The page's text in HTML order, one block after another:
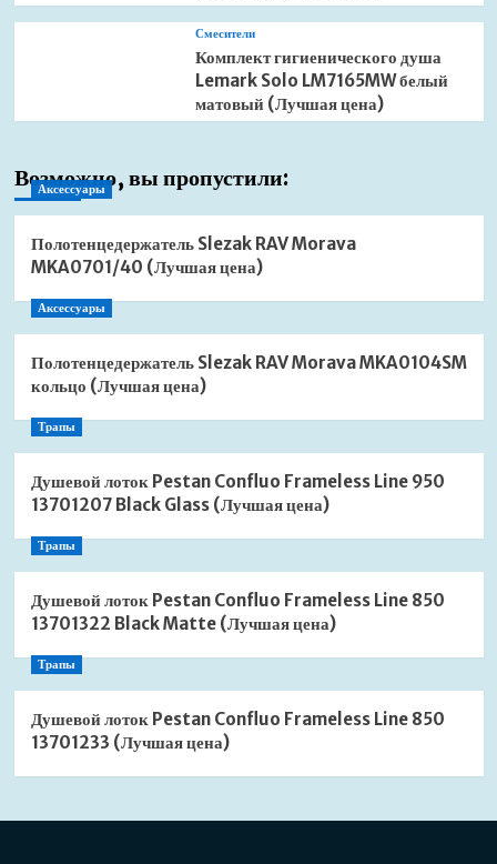
Смесители
Комплект гигиенического душа
Lemark Solo LM7165MW белый
матовый (Лучшая цена)
Возможно, вы пропустили:
Аксессуары
Полотенцедержатель Slezak RAV Morava
MKA0701/40 (Лучшая цена)
Аксессуары
Полотенцедержатель Slezak RAV Morava MKA0104SM
кольцо (Лучшая цена)
Трапы
Душевой лоток Pestan Confluo Frameless Line 950
13701207 Black Glass (Лучшая цена)
Трапы
Душевой лоток Pestan Confluo Frameless Line 850
13701322 Black Matte (Лучшая цена)
Трапы
Душевой лоток Pestan Confluo Frameless Line 850
13701233 (Лучшая цена)